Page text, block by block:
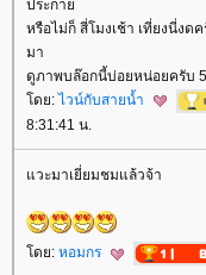
ประกา
หรือไม่ก็ สี่โมงเช้า เที่ยงนี่งด
มา
ดูภาพบล๊อกนี้บ่อยหน่อยครับ
ดย:ไวน์กับสายน้ำ
8:31:41 น.
วะมาเยี่ยมชมแล้วจ้า
ดย: หอมกร